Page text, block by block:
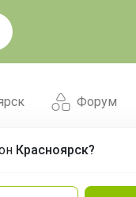
Форум
Красноярск?